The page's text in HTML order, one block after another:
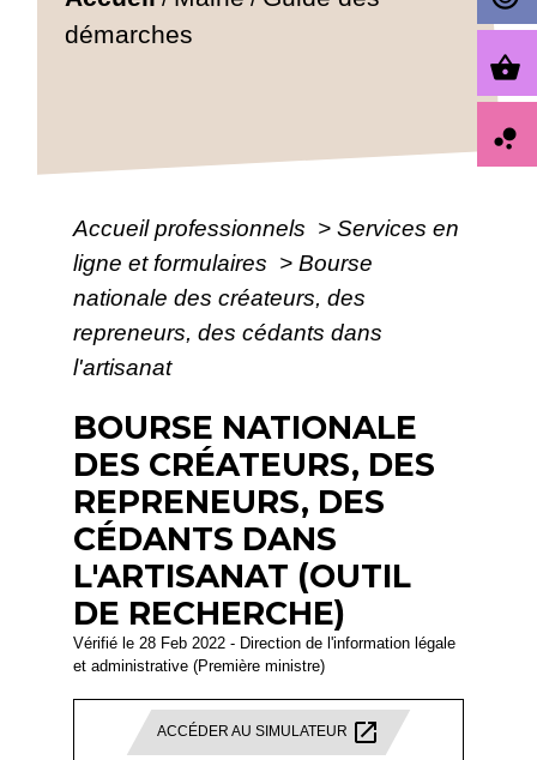
démarches
Accueil professionnels > Services en
ligne et formulaires > Bourse
nationale des créateurs, des
repreneurs, des cédants dans
l'artisanat
BOURSE NATIONALE
DES CRÉATEURS, DES
REPRENEURS, DES
CÉDANTS DANS
L'ARTISANAT (OUTIL
DE RECHERCHE)
Vérifié le 28 Feb 2022 - Direction de l'information légale
et administrative (Première ministre)
ACCÉDER AU SIMULATEUR open_in_new
shopping_basket
bubble_chart